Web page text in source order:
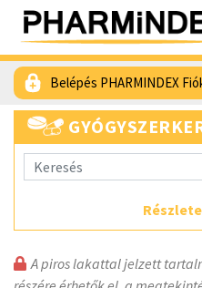
Belépés PHARMINDEX
A piros lakattal jelzett